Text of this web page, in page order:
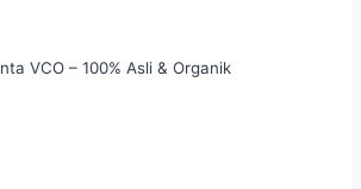
VCO – 100% Asli & Organik